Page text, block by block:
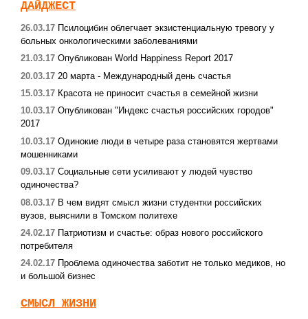
ДАЙДЖЕСТ
26.03.17 Псилоцибин облегчает экзистенциальную тревогу у
больных онкологическими заболеваниями
21.03.17 Опубликован World Happiness Report 2017
20.03.17 20 марта - Международный день счастья
15.03.17 Красота не приносит счастья в семейной жизни
10.03.17 Опубликован "Индекс счастья российских городов"
2017
10.03.17 Одинокие люди в четыре раза становятся жертвами
мошенниками
09.03.17 Социальные сети усиливают у людей чувство
одиночества?
08.03.17 В чем видят смысл жизни студентки российских
вузов, выяснили в Томском политехе
24.02.17 Патриотизм и счастье: образ нового российского
потребителя
24.02.17 Проблема одиночества заботит не только медиков, но
и большой бизнес
СМЫСЛ ЖИЗНИ